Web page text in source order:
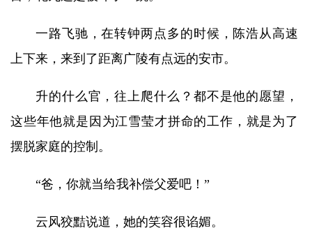
一路飞驰，在转钟两点多的时候，陈浩从高速
上下来，来到了距离广陵有点远的安市。
升的什么官，往上爬什么？都不是他的愿望，
这些年他就是因为江雪莹才拼命的工作，就是为了
摆脱家庭的控制。
“爸，你就当给我补偿父爱吧！”
云风狡黠说道，她的笑容很谄媚。